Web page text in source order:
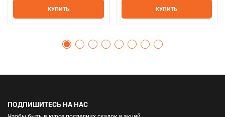
КУПИТЬ КУПИТЬ
ПОДПИШИТЕСЬ НА НАС